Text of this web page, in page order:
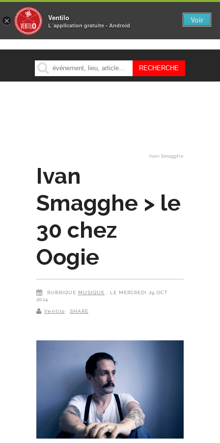
MENU
Ivan Smagghe
Ivan
Smagghe > le
30 chez
Oogie
RUBRIQUE MUSIQUE
, LE MERCREDI 29 OCT
2014
Ventilo SHARE
× Ventilo
L´application gratuite - Android
Voir